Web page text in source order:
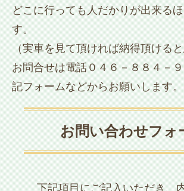
どこに行っても人だかりが出来る
す。
（実車を見て頂ければ納得頂ける
お問合せは電話０４６－８８４－
記フォームなどからお願いします。
お問い合わせフォ
下記項目にご記入いただき、